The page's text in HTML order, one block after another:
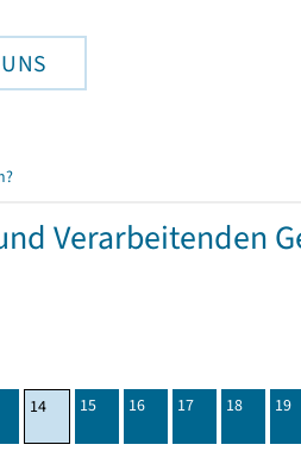
Verarbeitenden
14 15 16 17 18 19